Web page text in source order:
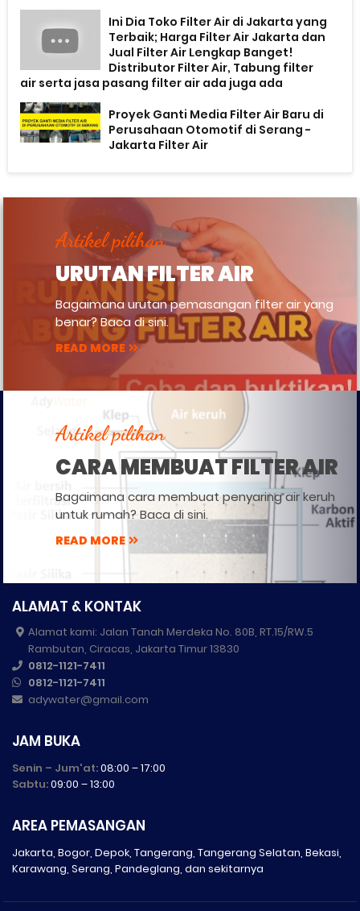
Ini Dia Toko Filter Air di Jakarta yang
Terbaik; Harga Filter Air Jakarta dan
Jual Filter Air Lengkap Banget!
Distributor Filter Air, Tabung filter
air serta jasa pasang filter air ada juga ada
Proyek Ganti Media Filter Air Baru di
Perusahaan Otomotif di Serang -
Jakarta Filter Air
Artikel pilihan
URUTAN FILTER AIR
Bagaimana urutan pemasangan filter air yang
benar? Baca di sini.
READ MORE
Artikel pilihan
CARA MEMBUAT FILTER AIR
Bagaimana cara membuat penyaring air keruh
untuk rumah? Baca di sini.
READ MORE
ALAMAT & KONTAK
Alamat kami: Jalan Tanah Merdeka No. 80B, RT.15/RW.5
Rambutan, Ciracas, Jakarta Timur 13830
0812-1121-7411
0812-1121-7411
adywater@gmail.com
JAM BUKA
Senin – Jum'at:08:00 – 17:00
Sabtu:09:00 – 13:00
AREA PEMASANGAN
Jakarta, Bogor, Depok, Tangerang, Tangerang Selatan, Bekasi,
Karawang, Serang, Pandeglang, dan sekitarnya